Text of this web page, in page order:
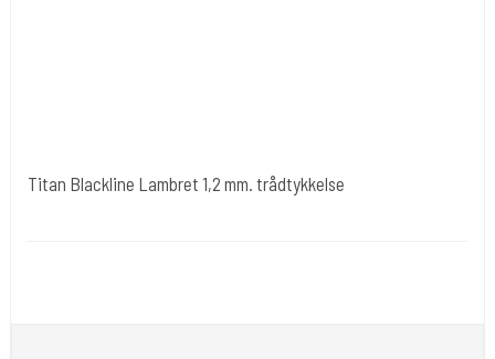
Titan Blackline Lambret 1,2 mm. trådtykkelse